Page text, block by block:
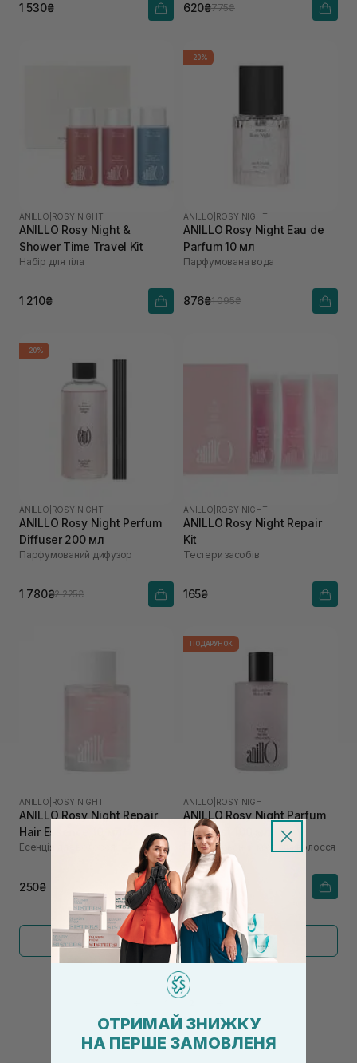
1 530₴ 620₴775₴
ANILLO ROSY NIGHT
ANILLO Rosy Night &
Shower Time Travel Kit
Набір для тіла
1 210₴
-20%
ANILLO ROSY NIGHT
ANILLO Rosy Night Eau de
Parfum 10 мл
Парфумована вода
876₴1 095₴
-20%
ANILLO ROSY NIGHT
ANILLO Rosy Night Perfum
Diffuser 200 мл
Парфумований дифузор
1 780₴2 225₴
ANILLO ROSY NIGHT
ANILLO Rosy Night Repair
Kit
Тестери засобів
165₴
ANILLO ROSY NIGHT
ANILLO Rosy Night Repair
Hair Essence 10 мл
Есенція для волосся
250₴
ПОДАРУНОК
ANILLO ROSY NIGHT
ANILLO Rosy Night Parfum
Hair Mist 100 мл
Парфумований міст для волосся
1 525₴
Показати більше
ОТРИМАЙ ЗНИЖКУ
НА ПЕРШЕ ЗАМОВЛЕНЯ